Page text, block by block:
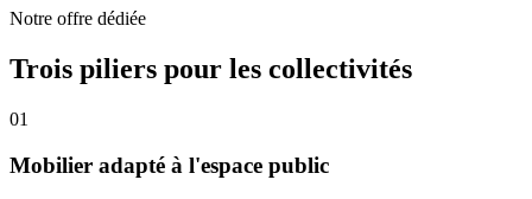
Notre offre dédiée
Trois piliers pour les collectivités
01
Mobilier adapté à l'espace public